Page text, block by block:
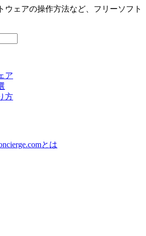
ウェアの操作方法など、フリーソフト
ア
方
とは